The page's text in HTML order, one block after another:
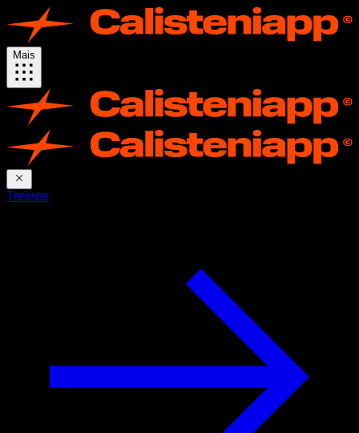
Mais
Treinos